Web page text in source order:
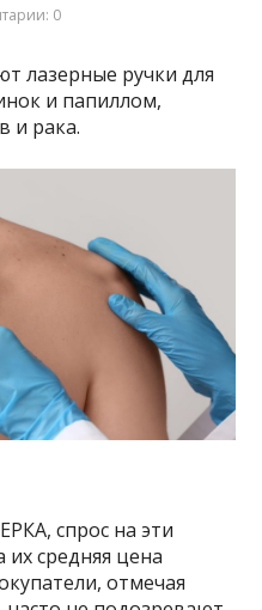
0
лазерные ручки для
и папиллом,
и рака.
спрос на эти
их средняя цена
отмечая